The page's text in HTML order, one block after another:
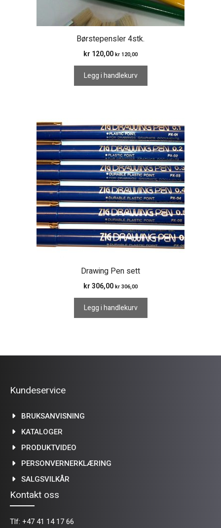
Børstepensler 4stk.
kr 120,00 kr 120,00
Legg i handlekurv
Drawing Pen sett
kr 306,00 kr 306,00
Legg i handlekurv
Kundeservice
BRUKSANVISNING
KATALOGER
PRODUKTVIDEO
PERSONVERNERKLÆRING
SALGSVILKÅR
Kontakt oss
Tlf: +47 41 14 17 66